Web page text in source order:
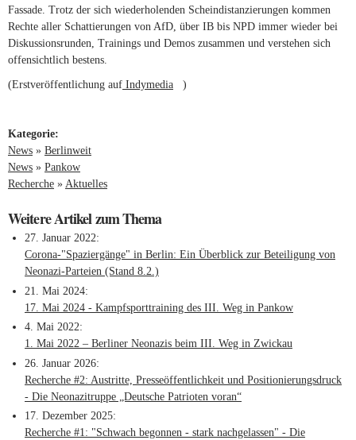
Fassade. Trotz der sich wiederholenden Scheindistanzierungen kommen
Rechte aller Schattierungen von AfD, über IB bis NPD immer wieder bei
Diskussionsrunden, Trainings und Demos zusammen und verstehen sich
offensichtlich bestens.
(Erstveröffentlichung auf Indymedia (link is external)
)
Kategorie:
News » Berlinweit
News » Pankow
Recherche » Aktuelles
Weitere Artikel zum Thema
27. Januar 2022
Corona-"Spaziergänge" in Berlin: Ein Überblick zur Beteiligung von
Neonazi-Parteien (Stand 8.2.)
21. Mai 2024
17. Mai 2024 - Kampfsporttraining des III. Weg in Pankow
4. Mai 2022
1. Mai 2022 – Berliner Neonazis beim III. Weg in Zwickau
26. Januar 2026
Recherche #2: Austritte, Presseöffentlichkeit und Positionierungsdruck
- Die Neonazitruppe „Deutsche Patrioten voran“
17. Dezember 2025
Recherche #1: "Schwach begonnen - stark nachgelassen" - Die